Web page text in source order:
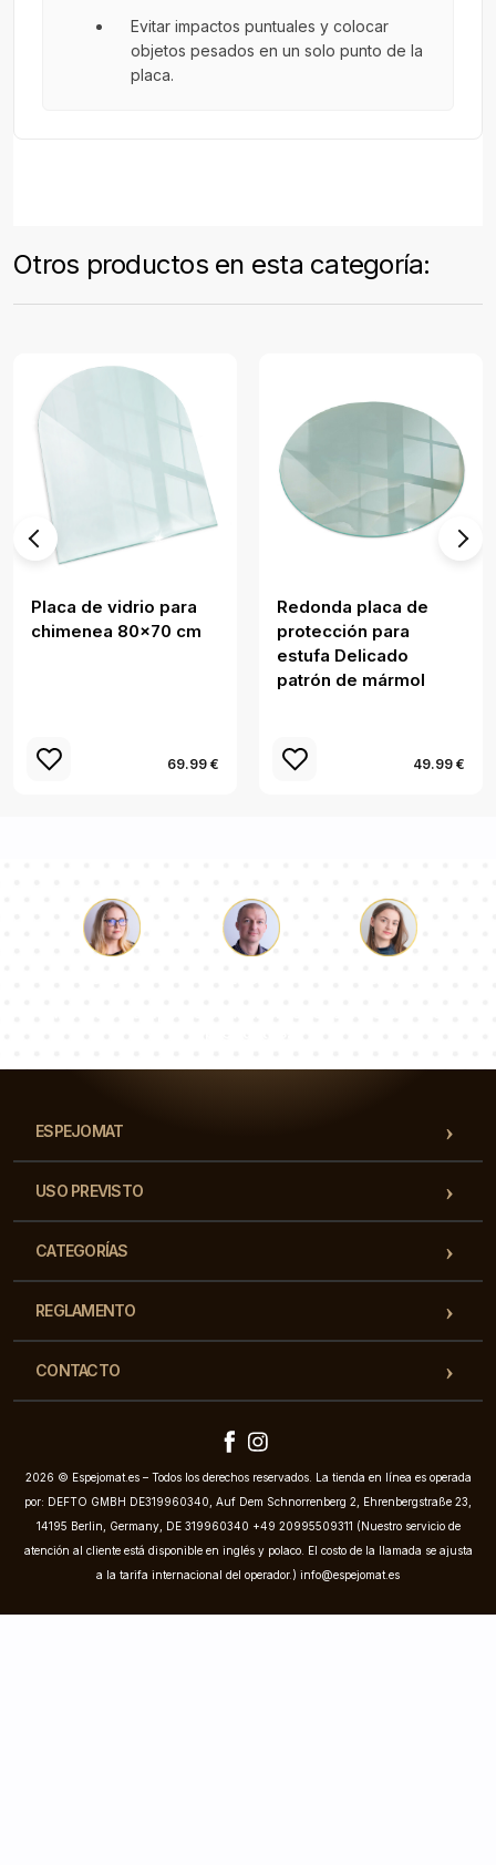
Evitar impactos puntuales y colocar
objetos pesados en un solo punto de la
placa.
Otros productos en esta categoría:
Placa de vidrio para
chimenea 80x70 cm
69.99 €
Redonda placa de
protección para
estufa Delicado
patrón de mármol
49.99 €
ESPEJOMAT
USO PREVISTO
CATEGORÍAS
REGLAMENTO
CONTACTO
2026 © Espejomat.es – Todos los derechos reservados. La tienda en línea es operada
por: DEFTO GMBH DE319960340, Auf Dem Schnorrenberg 2, Ehrenbergstraße 23,
14195 Berlin, Germany, DE 319960340 +49 20995509311 (Nuestro servicio de
atención al cliente está disponible en inglés y polaco. El costo de la llamada se ajusta
a la tarifa internacional del operador.) info@espejomat.es